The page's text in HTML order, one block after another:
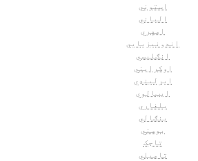
استوني
الباني
امهري
اندونیزیایي
انګلیسي
اوکرايني
ايرلینډي
ايټالوي
بلغاري
بنګالي
بوسني
تاجک
تاميلي